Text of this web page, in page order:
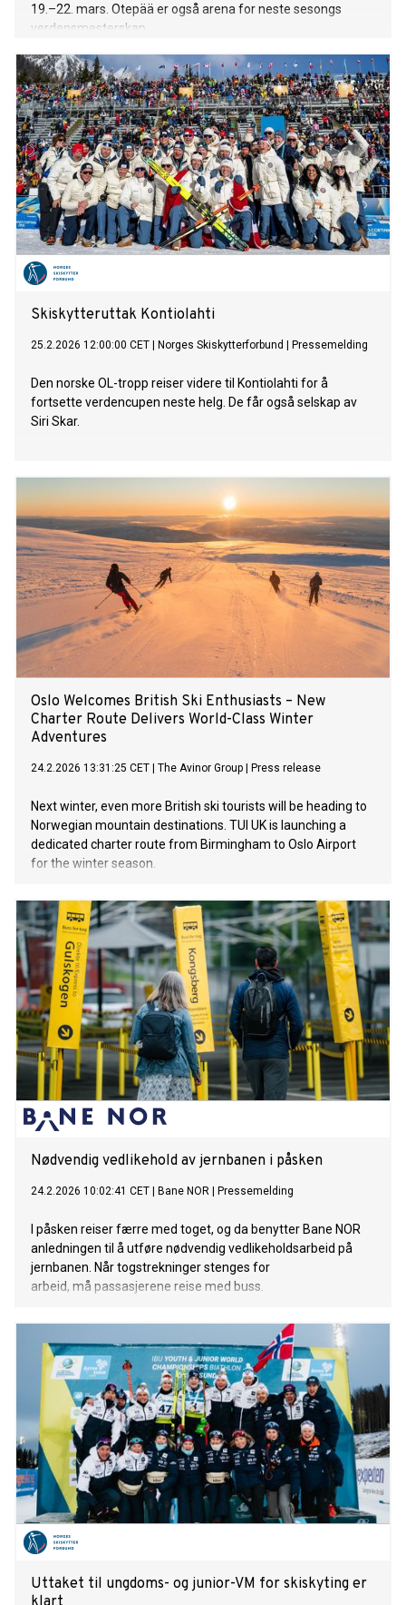
19.–22. mars. Otepää er også arena for neste sesongs
verdensmesterskap.
Skiskytteruttak Kontiolahti
25.2.2026 12:00:00 CET Norges Skiskytterforbund Pressemelding
Den norske OL-tropp reiser videre til Kontiolahti for å
fortsette verdencupen neste helg. De får også selskap av
Siri Skar.
Oslo Welcomes British Ski Enthusiasts – New
Charter Route Delivers World-Class Winter
Adventures
24.2.2026 13:31:25 CET The Avinor Group Press release
Next winter, even more British ski tourists will be heading to
Norwegian mountain destinations. TUI UK is launching a
dedicated charter route from Birmingham to Oslo Airport
for the winter season.
Nødvendig vedlikehold av jernbanen i påsken
24.2.2026 10:02:41 CET Bane NOR Pressemelding
I påsken reiser færre med toget, og da benytter Bane NOR
anledningen til å utføre nødvendig vedlikeholdsarbeid på
jernbanen. Når togstrekninger stenges for
arbeid, må passasjerene reise med buss.
Uttaket til ungdoms- og junior-VM for skiskyting er